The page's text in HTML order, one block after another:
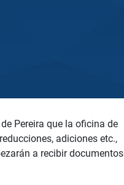
Pereira que la oficina de
adiciones etc.,
a recibir documentos